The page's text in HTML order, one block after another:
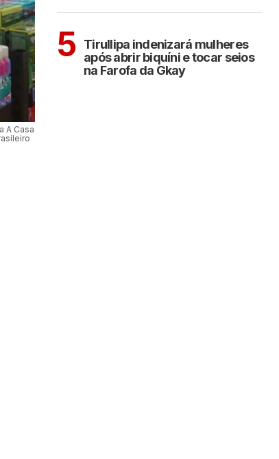
A Casa
5 Tirullipa indenizará mulheres
após abrir biquíni e tocar seios
na Farofa da Gkay